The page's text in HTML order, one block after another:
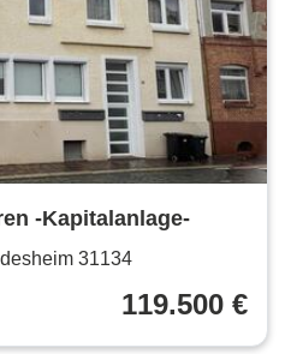
-Kapitalanlage-
31134
119.500 €